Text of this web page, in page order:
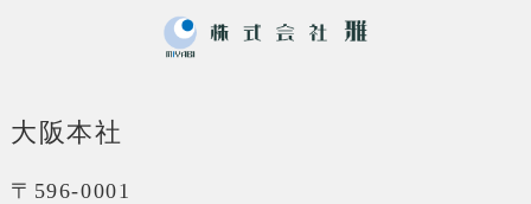
大阪本社
〒596-0001